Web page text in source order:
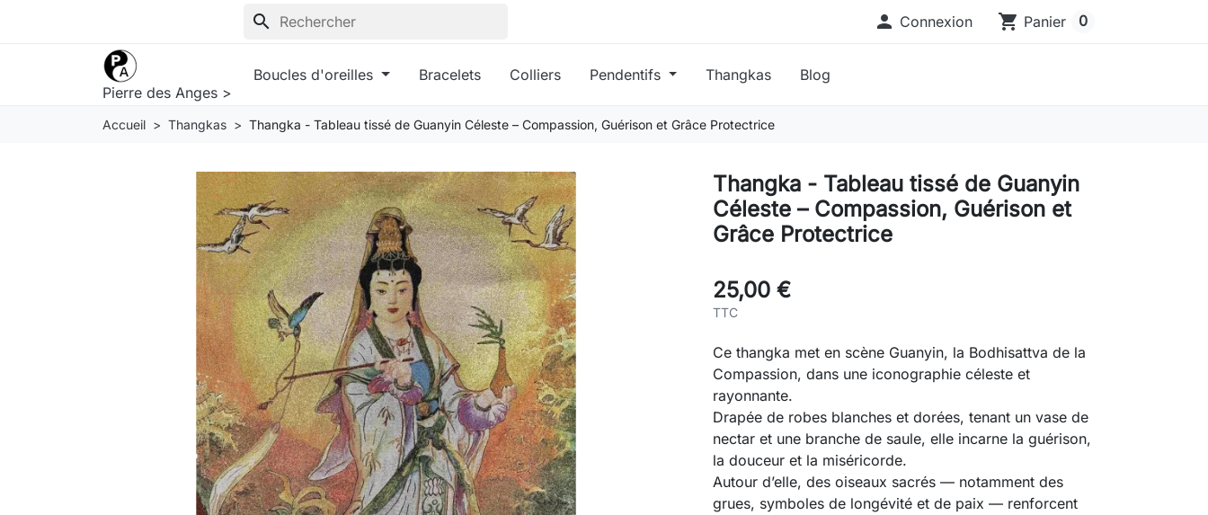
search  Connexion shopping_cart Panier 0
Pierre des Anges >
Boucles d'oreilles Bracelets Colliers Pendentifs Thangkas Blog
Accueil Thangkas Thangka - Tableau tissé de Guanyin Céleste – Compassion, Guérison et Grâce Protectrice
Thangka - Tableau tissé de Guanyin
Céleste – Compassion, Guérison et
Grâce Protectrice
25,00 €
TTC
Ce thangka met en scène Guanyin, la Bodhisattva de la
Compassion, dans une iconographie céleste et
rayonnante.
Drapée de robes blanches et dorées, tenant un vase de
nectar et une branche de saule, elle incarne la guérison,
la douceur et la miséricorde.
Autour d’elle, des oiseaux sacrés — notamment des
grues, symboles de longévité et de paix — renforcent